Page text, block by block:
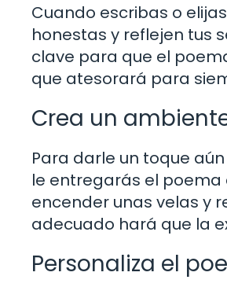
Cuando escribas o
honestas y reflejen tus
clave para que el
que atesorará para
Crea un
Para darle un toque
le entregarás el poema
encender unas velas y
adecuado hará que la
Personaliza el